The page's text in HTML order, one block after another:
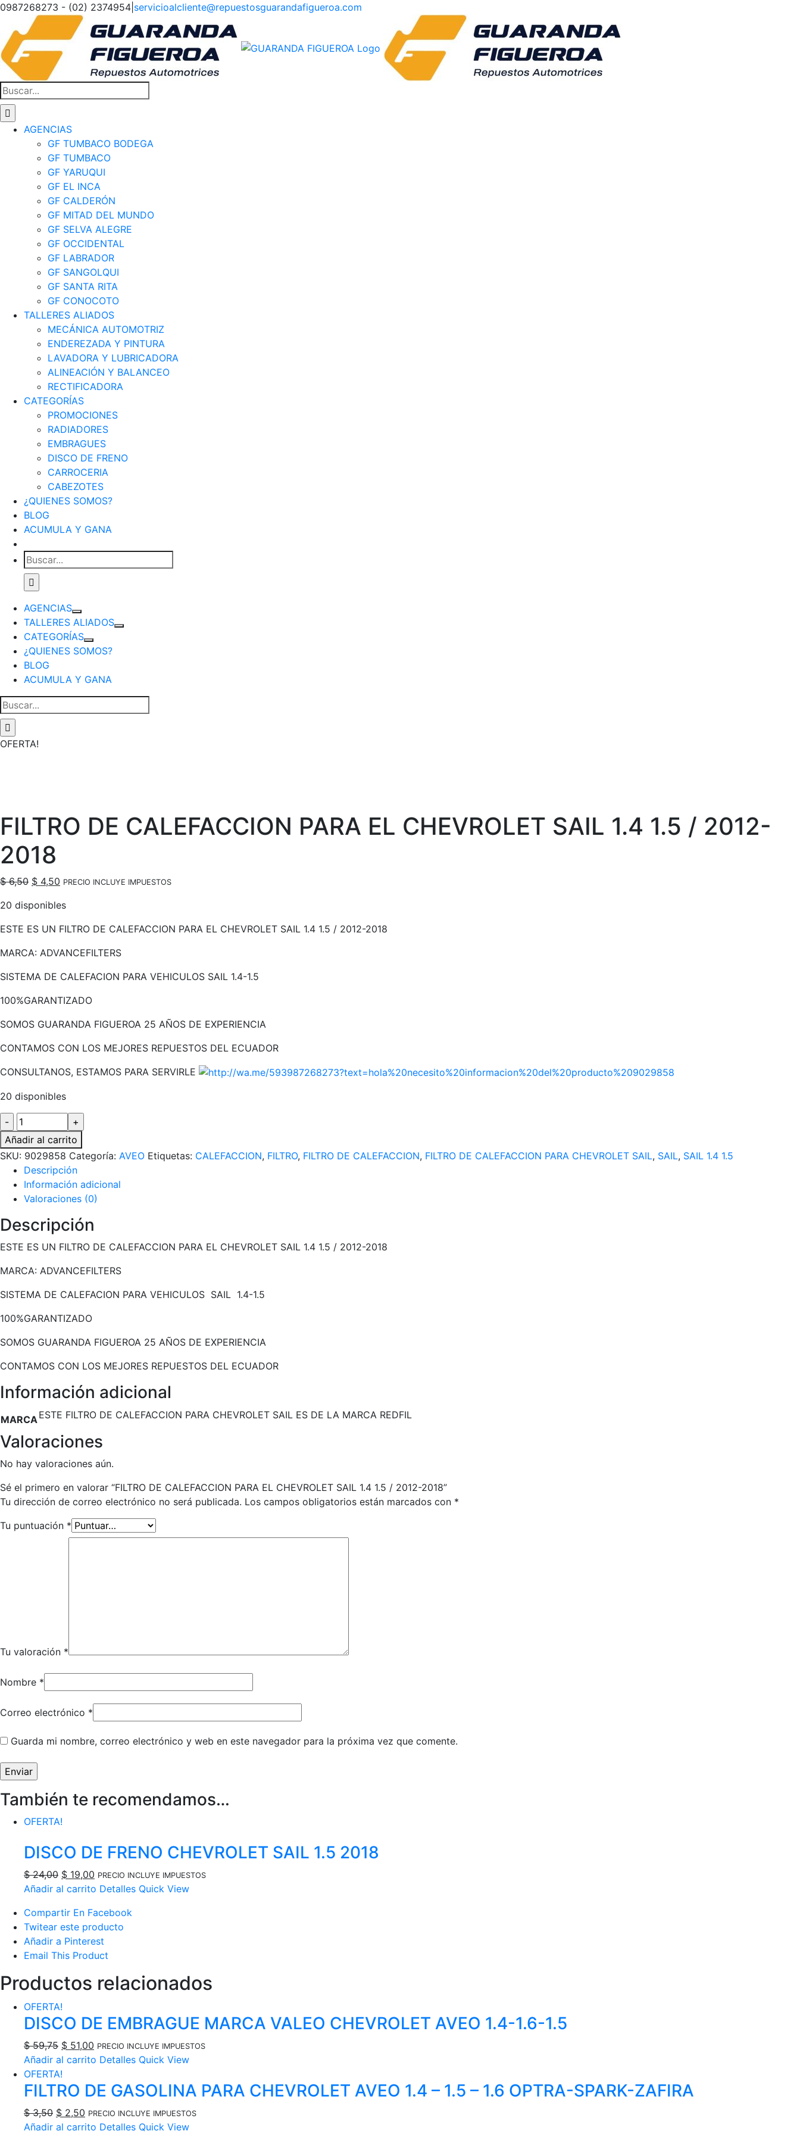
Saltar
contenido
0987268273 - (02) 2374954 servicioalcliente@repuestosguarandafigueroa.com
Facebook
Instagram
Buscar:
AGENCIAS
GF TUMBACO BODEGA
GF TUMBACO
GF YARUQUI
GF EL INCA
GF CALDERÓN
GF MITAD DEL MUNDO
GF SELVA ALEGRE
GF OCCIDENTAL
GF LABRADOR
GF SANGOLQUI
GF SANTA RITA
GF CONOCOTO
TALLERES ALIADOS
MECÁNICA AUTOMOTRIZ
ENDEREZADA Y PINTURA
LAVADORA Y LUBRICADORA
ALINEACIÓN Y BALANCEO
RECTIFICADORA
CATEGORÍAS
PROMOCIONES
RADIADORES
EMBRAGUES
DISCO DE FRENO
CARROCERIA
CABEZOTES
¿QUIENES SOMOS?
BLOG
ACUMULA Y GANA
Buscar:
AGENCIAS
TALLERES ALIADOS
CATEGORÍAS
¿QUIENES SOMOS?
BLOG
ACUMULA Y GANA
Buscar:
OFERTA!
FILTRO DE CALEFACCION PARA EL CHEVROLET SAIL 1.4 1.5 / 2012-
2018
$6,50 El
original
era:
$ 4,50 El
actual
es:
PRECIO INCLUYE IMPUESTOS
20 disponibles
ESTE ES UN FILTRO DE CALEFACCION PARA EL CHEVROLET SAIL 1.4 1.5 / 2012-2018
MARCA: ADVANCEFILTERS
SISTEMA DE CALEFACION PARA VEHICULOS SAIL 1.4-1.5
100%GARANTIZADO
SOMOS GUARANDA FIGUEROA 25 AÑOS DE EXPERIENCIA
CONTAMOS CON LOS MEJORES REPUESTOS DEL ECUADOR
CONSULTANOS, ESTAMOS PARA SERVIRLE
20 disponibles
FILTRO
DE
CALEFACCION
PARA
EL
CHEVROLET
SAIL
1.4
1.5
/
2018
cantidad
Añadir al carrito
SKU: 9029858 Categoría: AVEO Etiquetas: CALEFACCION, FILTRO, FILTRO DE CALEFACCION, FILTRO DE CALEFACCION PARA CHEVROLET SAIL, SAIL, SAIL 1.4 1.5
Descripción
Información adicional
Valoraciones (0)
Descripción
ESTE ES UN FILTRO DE CALEFACCION PARA EL CHEVROLET SAIL 1.4 1.5 / 2012-2018
MARCA: ADVANCEFILTERS
SISTEMA DE CALEFACION PARA VEHICULOS SAIL 1.4-1.5
100%GARANTIZADO
SOMOS GUARANDA FIGUEROA 25 AÑOS DE EXPERIENCIA
CONTAMOS CON LOS MEJORES REPUESTOS DEL ECUADOR
Información adicional
MARCAESTE FILTRO DE CALEFACCION PARA CHEVROLET SAIL ES DE LA MARCA REDFIL
Valoraciones
No hay valoraciones aún.
Sé el primero en valorar “FILTRO DE CALEFACCION PARA EL CHEVROLET SAIL 1.4 1.5 / 2012-2018”
Tu dirección de correo electrónico no será publicada. Los campos obligatorios están marcados con *
Tu puntuación *
Tu valoración *
Nombre *
Correo electrónico *
Guarda mi nombre, correo electrónico y web en este navegador para la próxima vez que comente.
También te recomendamos…
OFERTA!
DISCO DE FRENO CHEVROLET SAIL 1.5 2018
$24,00 El
precio
era:
$ 24,00.
$ 19,00 El
precio
es:
$ 19,00.
PRECIO INCLUYE IMPUESTOS
Añadir al carrito Detalles Quick View
Compartir En Facebook
Twitear este producto
Añadir a Pinterest
Email This Product
Productos relacionados
OFERTA!
DISCO DE EMBRAGUE MARCA VALEO CHEVROLET AVEO 1.4-1.6-1.5
$59,75 El
precio
original
era:
$ 51,00 El
precio
es:
PRECIO INCLUYE IMPUESTOS
Añadir al carrito Detalles Quick View
OFERTA!
FILTRO DE GASOLINA PARA CHEVROLET AVEO 1.4 – 1.5 – 1.6 OPTRA-SPARK-ZAFIRA
$3,50 El
precio
$ 2,50 El
precio
PRECIO INCLUYE IMPUESTOS
Añadir al carrito Detalles Quick View